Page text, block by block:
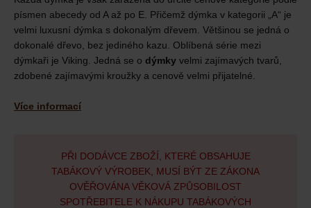
písmen abecedy od A až po E. Přičemž dýmka v kategorii „A“ je
velmi luxusní dýmka s dokonalým dřevem. Většinou se jedná o
dokonalé dřevo, bez jediného kazu. Oblíbená série mezi
dýmkaři je Viking. Jedná se o dýmky velmi zajímavých tvarů,
zdobené zajímavými kroužky a cenově velmi přijatelné.
Více informací
PŘI DODÁVCE ZBOŽÍ, KTERÉ OBSAHUJE
TABÁKOVÝ VÝROBEK, MUSÍ BÝT ZE ZÁKONA
OVĚŘOVÁNA VĚKOVÁ ZPŮSOBILOST
SPOTŘEBITELE K NÁKUPU TABÁKOVÝCH